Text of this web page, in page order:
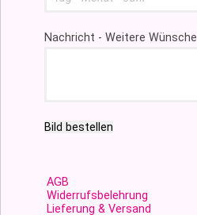
Nachricht - Weitere Wünsche
Bild bestellen
AGB
Widerrufsbelehrung
Lieferung & Versand